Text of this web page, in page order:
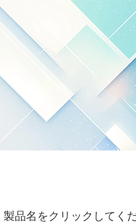
製品名をクリックしてくだ